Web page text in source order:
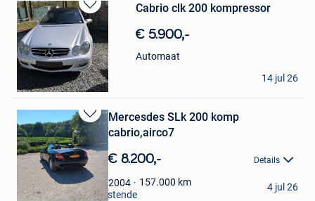
Bewaren
in
Mijn
Favorieten
Cabrio clk 200 kompressor
€ 5.900,-
Automaat
filip
Kemzeke
14 jul 26
Bewaren
in
Mijn
Favorieten
Mercesdes SLk 200 komp
cabrio,airco7
€ 8.200,- Details
2004 157.000 km
Fanny Gryspeerdt
Nieuwpoort+Deel Westende
4 jul 26